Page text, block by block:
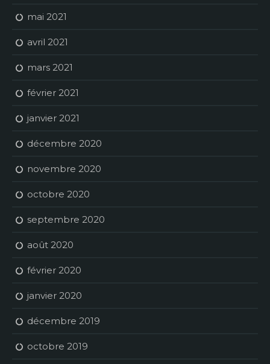
mai 2021
avril 2021
mars 2021
février 2021
janvier 2021
décembre 2020
novembre 2020
octobre 2020
septembre 2020
août 2020
février 2020
janvier 2020
décembre 2019
octobre 2019